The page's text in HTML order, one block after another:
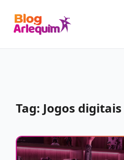
Tag: Jogos digitais